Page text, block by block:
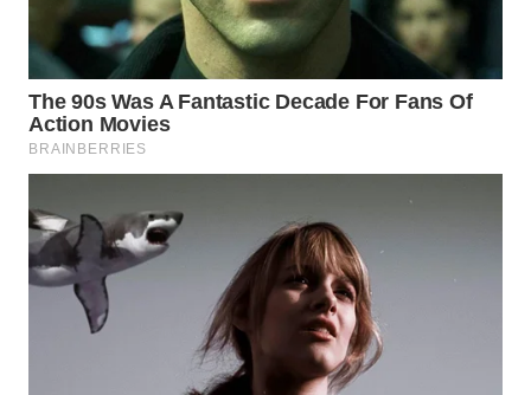
WN
SIMALUNGUN
WN
LABUHANBATU
WN
TAPANULI
TENGAH
WN DELI